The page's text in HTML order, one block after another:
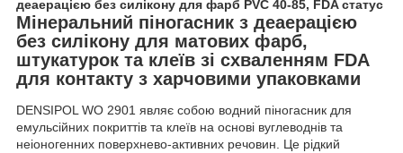
деаерацією без силікону для фарб PVC 40-85, FDA статус
Мінеральний піногасник з деаерацією
без силікону для матових фарб,
штукатурок та клеїв зі схваленням FDA
для контакту з харчовими упаковками
DENSIPOL WO 2901 являє собою водний піногасник для
емульсійних покриттів та клеїв на основі вуглеводнів та
неіоногенних поверхнево-активних речовин. Це рідкий